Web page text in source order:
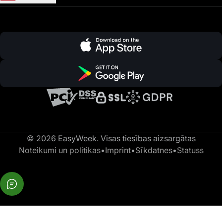
© 2026 EasyWeek. Visas tiesības aizsargātas
Noteikumi un politikas•Imprint•Sīkdatnes•Statuss